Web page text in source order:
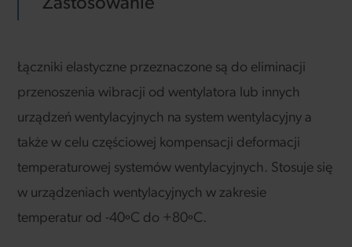
Zastosowanie
Łączniki elastyczne przeznaczone są do eliminacji
przenoszenia wibracji od wentylatora lub innych
urządzeń wentylacyjnych na system wentylacyjny a
także w celu częściowej kompensacji deformacji
temperaturowej systemów wentylacyjnych. Stosuje się
w urządzeniach wentylacyjnych w zakresie
temperatur od -40ºC do +80ºC.